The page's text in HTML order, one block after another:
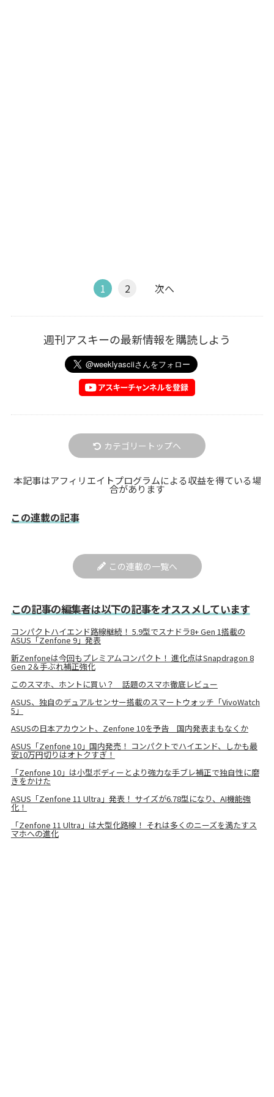
1 2 次へ
週刊アスキーの最新情報を購読しよう
カテゴリートップへ
本記事はアフィリエイトプログラムによる収益を得ている場
合があります
この連載の記事
この連載の一覧へ
この記事の編集者は以下の記事をオススメしています
コンパクトハイエンド路線継続！ 5.9型でスナドラ8+ Gen 1搭載の
ASUS「Zenfone 9」発表
新Zenfoneは今回もプレミアムコンパクト！ 進化点はSnapdragon 8
Gen 2＆手ぶれ補正強化
このスマホ、ホントに買い？ 話題のスマホ徹底レビュー
ASUS、独自のデュアルセンサー搭載のスマートウォッチ「VivoWatch
5」
ASUSの日本アカウント、Zenfone 10を予告 国内発表まもなくか
ASUS「Zenfone 10」国内発売！ コンパクトでハイエンド、しかも最
安10万円切りはオトクすぎ！
「Zenfone 10」は小型ボディーとより強力な手ブレ補正で独自性に磨
きをかけた
ASUS「Zenfone 11 Ultra」発表！ サイズが6.78型になり、AI機能強
化！
「Zenfone 11 Ultra」は大型化路線！ それは多くのニーズを満たすス
マホへの進化